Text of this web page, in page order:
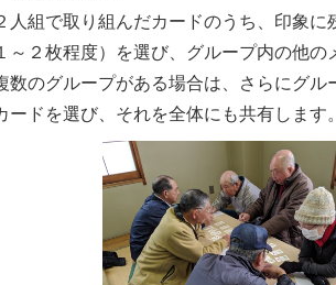
で取り組んだカードのうち、印象に
枚程度）を選び、グループ内の他の
グループがある場合は、さらにグル
を選び、それを全体にも共有します